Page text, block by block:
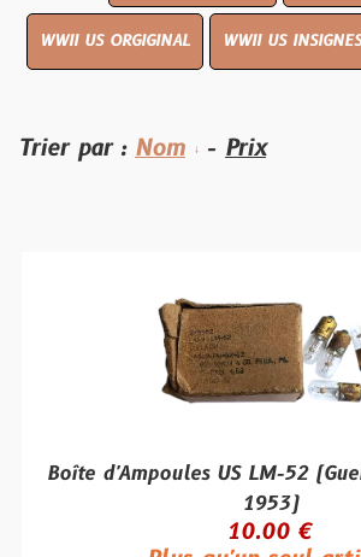
WWII US ORGIGINAL WWII US INSIGNES
Trier par : Nom - Prix
Boîte d'Ampoules US LM-52
1953)
10.00 €